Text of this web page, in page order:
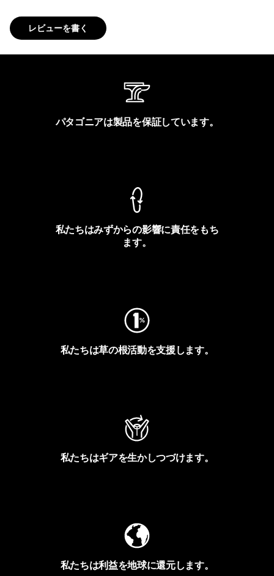
レビューを書く
パタゴニアは製品を保証しています。
私たちはみずからの影響に責任をもち
ます。
私たちは草の根活動を支援します。
私たちはギアを生かしつづけます。
私たちは利益を地球に還元します。